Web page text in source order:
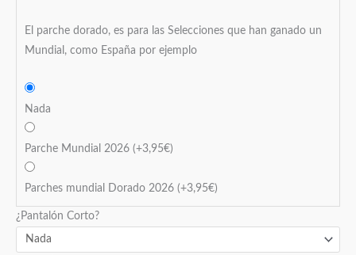
El parche dorado, es para las Selecciones que han ganado un
Mundial, como España por ejemplo
Nada
Parche Mundial 2026(+3,95€)
Parches mundial Dorado 2026(+3,95€)
¿Pantalón Corto?